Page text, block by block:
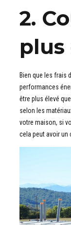
2.
plus
Bien que les frais
performances
être plus élevé
selon les
votre maison, si
cela peut avoir un